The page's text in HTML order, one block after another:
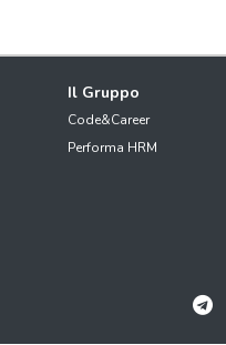
Il Gruppo
Code&Career
Performa HRM